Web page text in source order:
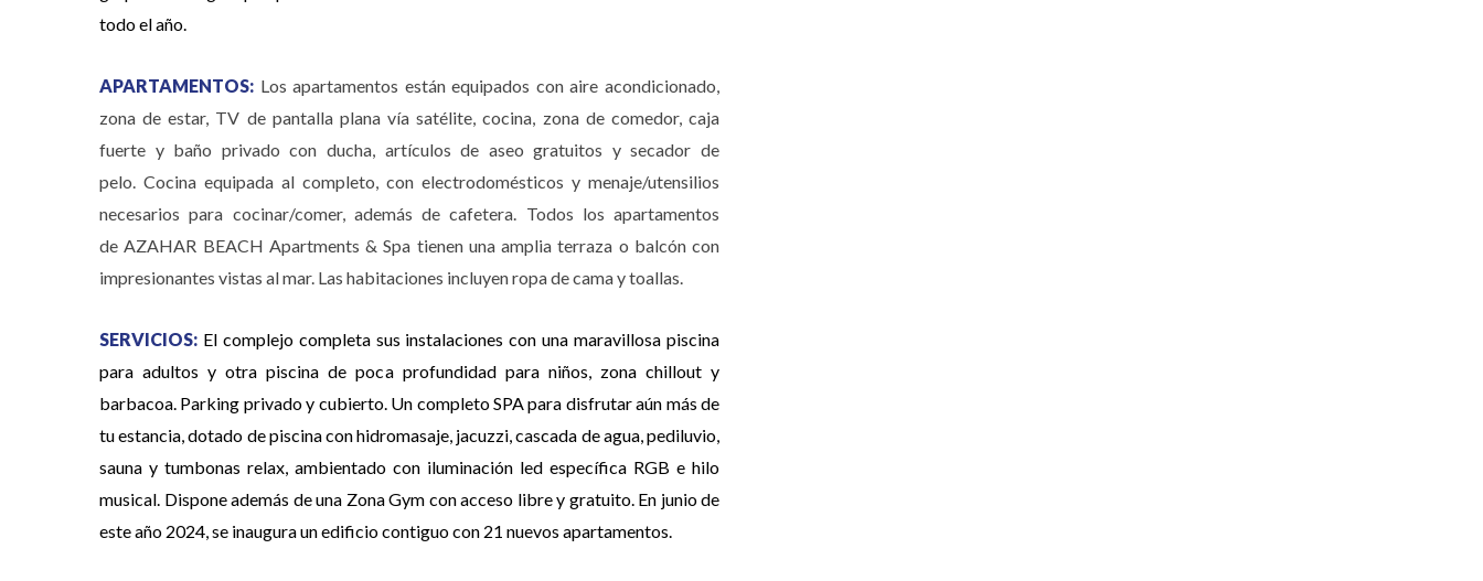
todo el año.
APARTAMENTOS: Los apartamentos están equipados con aire acondicionado,
zona de estar, TV de pantalla plana vía satélite, cocina, zona de comedor, caja
fuerte y baño privado con ducha, artículos de aseo gratuitos y secador de
pelo. Cocina equipada al completo, con electrodomésticos y menaje/utensilios
necesarios para cocinar/comer, además de cafetera. Todos los apartamentos
de AZAHAR BEACH Apartments & Spa tienen una amplia terraza o balcón con
impresionantes vistas al mar. Las habitaciones incluyen ropa de cama y toallas.
SERVICIOS: El complejo completa sus instalaciones con una maravillosa piscina
para adultos y otra piscina de poca profundidad para niños, zona chillout y
barbacoa. Parking privado y cubierto. Un completo SPA para disfrutar aún más de
tu estancia, dotado de piscina con hidromasaje, jacuzzi, cascada de agua, pediluvio,
sauna y tumbonas relax, ambientado con iluminación led específica RGB e hilo
musical. Dispone además de una Zona Gym con acceso libre y gratuito. En junio de
este año 2024, se inaugura un edificio contiguo con 21 nuevos apartamentos.